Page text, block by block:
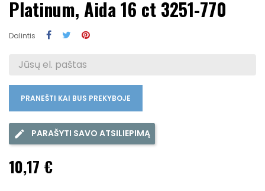
Platinum, Aida 16 ct 3251-770
Dalintis
PRANEŠTI KAI BUS PREKYBOJE
PARAŠYTI SAVO ATSILIEPIMĄ
10,17 €